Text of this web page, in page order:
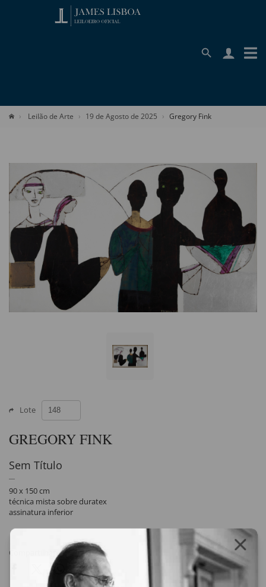
Leilão de Arte 19 de Agosto de 2025 Gregory Fink
Lote
GREGORY FINK
Sem Título
90 x 150 cm
técnica mista sobre duratex
assinatura inferior
Compartilhar